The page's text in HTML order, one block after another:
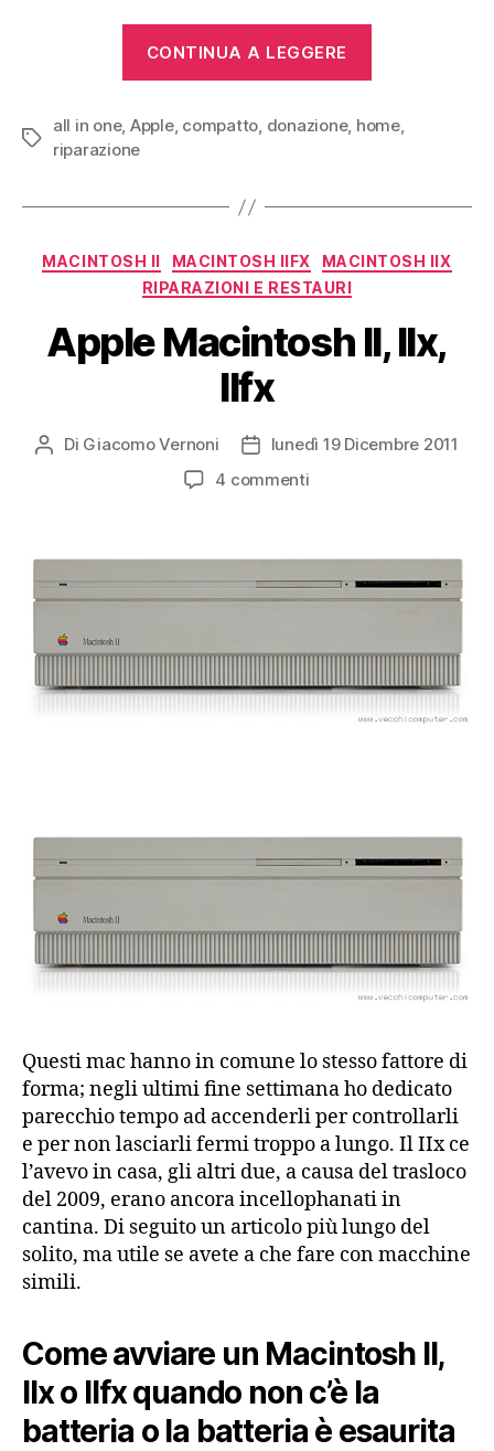
CONTINUA A LEGGERE
Tag
all in one, Apple, compatto, donazione, home,
riparazione
Categorie
MACINTOSH II MACINTOSH IIFX
MACINTOSH IIX
RIPARAZIONI E RESTAURI
Apple Macintosh II, IIx,
IIfx
Autore
Di Giacomo Vernoni
Data
dell'articolo
lunedì 19 Dicembre 2011
4 commentisu
IIx,
IIfx
Questi mac hanno in comune lo stesso fattore di
forma; negli ultimi fine settimana ho dedicato
parecchio tempo ad accenderli per controllarli
e per non lasciarli fermi troppo a lungo. Il IIx ce
l’avevo in casa, gli altri due, a causa del trasloco
del 2009, erano ancora incellophanati in
cantina. Di seguito un articolo più lungo del
solito, ma utile se avete a che fare con macchine
simili.
Come avviare un Macintosh II,
IIx o IIfx quando non c’è la
batteria o la batteria è esaurita